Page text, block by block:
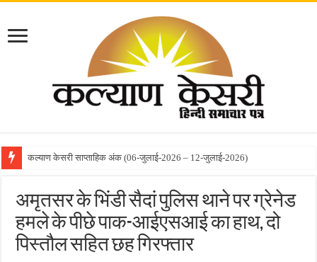
कल्याण केसरी साप्ताहिक अंक (06-जुलाई-2026 – 12-जुलाई-2026)
अमृतसर के भिंडी सैदां पुलिस थाने पर ग्रेनेड
हमले के पीछे पाक-आईएसआई का हाथ, दो
पिस्तौल सहित छह गिरफ्तार